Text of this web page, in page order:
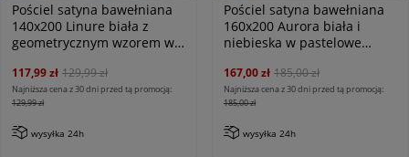
Pościel satyna bawełniana
140x200 Linure biała z
geometrycznym wzorem w
117,99 zł 129,99 zł
Najniższa cena z 30 dni przed tą promocją:
129,99 zł
wysyłka 24h
Pościel satyna bawełniana
160x200 Aurora biała i
niebieska w pastelowe
Premium
167,00 zł 185,00 zł
Najniższa cena z 30 dni przed tą promocją:
185,00 zł
wysyłka 24h